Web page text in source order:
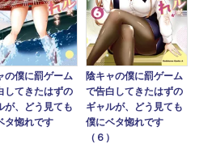
の僕に罰ゲーム
してきたはずの
が、どう見ても
タ惚れです
陰キャの僕に罰ゲーム
で告白してきたはずの
ギャルが、どう見ても
僕にベタ惚れです
（６）